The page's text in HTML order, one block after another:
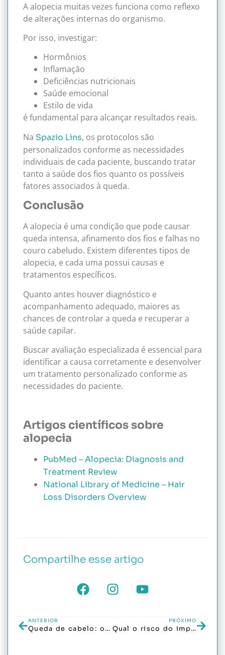
A alopecia muitas vezes funciona como reflexo
de alterações internas do organismo.
Por isso, investigar:
Hormônios
Inflamação
Deficiências nutricionais
Saúde emocional
Estilo de vida
é fundamental para alcançar resultados reais.
Na Spazio Lins, os protocolos são
personalizados conforme as necessidades
individuais de cada paciente, buscando tratar
tanto a saúde dos fios quanto os possíveis
fatores associados à queda.
Conclusão
A alopecia é uma condição que pode causar
queda intensa, afinamento dos fios e falhas no
couro cabeludo. Existem diferentes tipos de
alopecia, e cada uma possui causas e
tratamentos específicos.
Quanto antes houver diagnóstico e
acompanhamento adequado, maiores as
chances de controlar a queda e recuperar a
saúde capilar.
Buscar avaliação especializada é essencial para
identificar a causa corretamente e desenvolver
um tratamento personalizado conforme as
necessidades do paciente.
Artigos científicos sobre
alopecia
PubMed – Alopecia: Diagnosis and
Treatment Review
National Library of Medicine – Hair
Loss Disorders Overview
Compartilhe esse artigo
ANTERIOR
Queda de cabelo: o que pode estar causando e quando é sinal de alerta?
PRÓXIMO
Qual o risco do implante capilar?